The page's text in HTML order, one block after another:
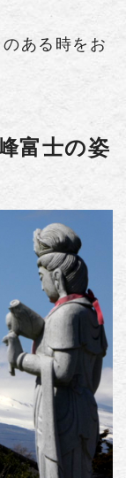
ある時をお
富士の姿